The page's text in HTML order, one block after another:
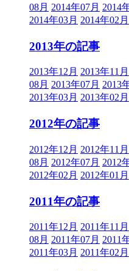
08月 2014年07月 2014
2014年03月 2014年02月
2013年の記事
2013年12月 2013年11月
08月 2013年07月 2013
2013年03月 2013年02月
2012年の記事
2012年12月 2012年11月
08月 2012年07月 2012
2012年02月 2012年01月
2011年の記事
2011年12月 2011年11月
08月 2011年07月 2011
2011年03月 2011年02月